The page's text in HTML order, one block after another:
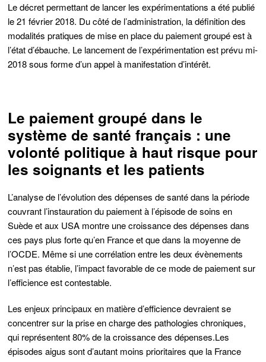
Le décret permettant de lancer les expérimentations a été publié
le 21 février 2018. Du côté de l’administration, la définition des
modalités pratiques de mise en place du paiement groupé est à
l’état d’ébauche. Le lancement de l’expérimentation est prévu mi-
2018 sous forme d’un appel à manifestation d’intérêt.
Le paiement groupé dans le
système de santé français : une
volonté politique à haut risque pour
les soignants et les patients
L’analyse de l’évolution des dépenses de santé dans la période
couvrant l’instauration du paiement à l’épisode de soins en
Suède et aux USA montre une croissance des dépenses dans
ces paysplus forte qu’en France et que dans la moyenne de
l’OCDE. Même si une corrélation entre les deux évènements
n’est pas établie, l’impact favorable de ce mode de paiement sur
l’efficience est contestable.
Les enjeux principauxen matière d’efficience devraient se
concentrer sur la prise en charge des pathologies chroniques,
qui représentent 80% de la croissance des dépenses.Les
épisodes aigus sont d’autant moins prioritaires que la France